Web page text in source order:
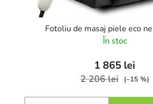
Fotoliu de masaj piele eco
În stoc
1 865 lei
2 206 lei (–15 %)